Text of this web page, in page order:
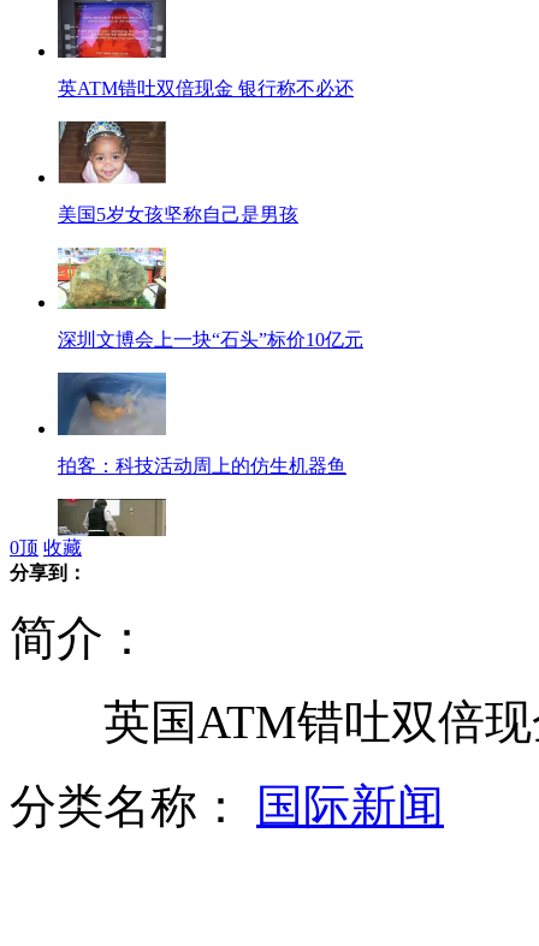
英ATM错吐双倍现金 银行称不必还
美国5岁女孩坚称自己是男孩
深圳文博会上一块“石头”标价10亿元
拍客：科技活动周上的仿生机器鱼
公交未到站 乘客自踩刹车强行停车
0顶 收藏
分享到：
简介：
英国ATM错吐双倍现
分类名称：
国际新闻